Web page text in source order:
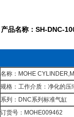
产品名称：SH-DNC-
名称：MOHE
规格：工作介质：净化的
系列：DNC系列标准气缸
订货号：MOHE009462